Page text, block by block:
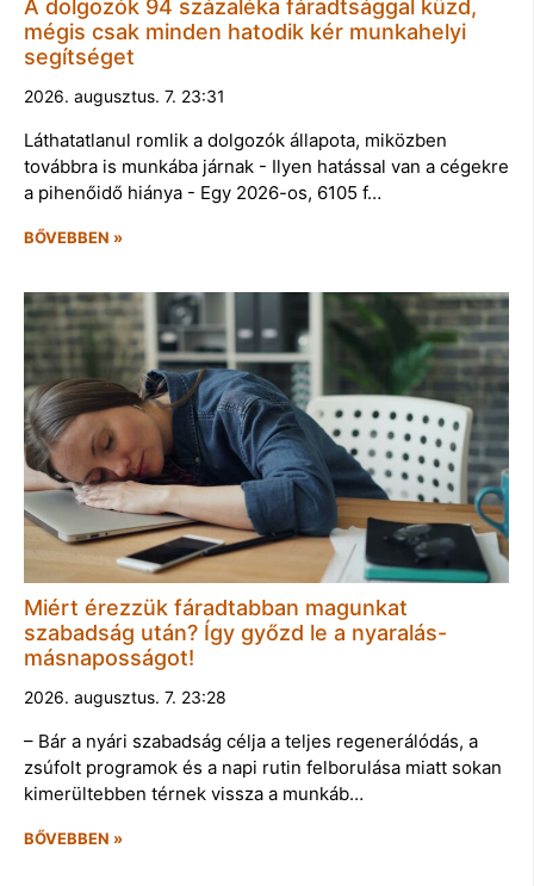
A dolgozók 94 százaléka fáradtsággal küzd,
mégis csak minden hatodik kér munkahelyi
segítséget
2026. augusztus. 7. 23:31
Láthatatlanul romlik a dolgozók állapota, miközben
továbbra is munkába járnak - Ilyen hatással van a cégekre
a pihenőidő hiánya - Egy 2026-os, 6105 f…
BŐVEBBEN »
Miért érezzük fáradtabban magunkat
szabadság után? Így győzd le a nyaralás-
másnaposságot!
2026. augusztus. 7. 23:28
– Bár a nyári szabadság célja a teljes regenerálódás, a
zsúfolt programok és a napi rutin felborulása miatt sokan
kimerültebben térnek vissza a munkáb…
BŐVEBBEN »